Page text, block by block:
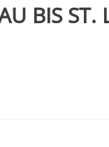
BIS ST.